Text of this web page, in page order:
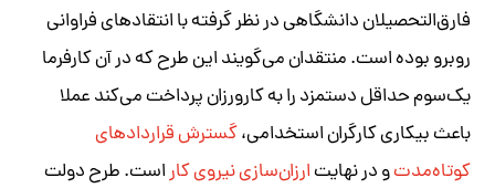
فارق‌التحصیلان دانشگاهی در نظر گرفته با انتقادهای فراوانی
روبرو بوده است. منتقدان می‌گویند این طرح که در آن کارفرما
یک‌سوم حداقل دستمزد را به کارورزان پرداخت می‌کند عملا
باعث بیکاری کارگران استخدامی،گسترش قراردادهای
کوتاه‌مدتو در نهایتارزان‌سازی نیروی کاراست. طرح دولت